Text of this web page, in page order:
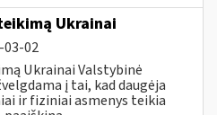
Ukrainai
03-02
Ukrainai Valstybinė
į tai, kad daugėja
ir fiziniai asmenys teikia